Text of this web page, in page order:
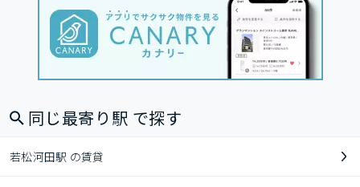
同じ最寄り駅 で探す
若松河田駅 の賃貸